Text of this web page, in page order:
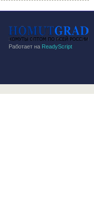
Работает на ReadyScript